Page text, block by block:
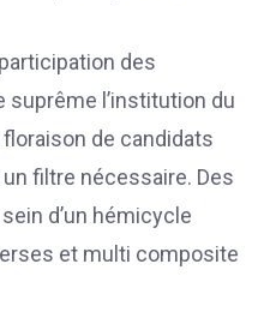
des
l’institution du
de candidats
filtre nécessaire. Des
d’un hémicycle
et multi composite